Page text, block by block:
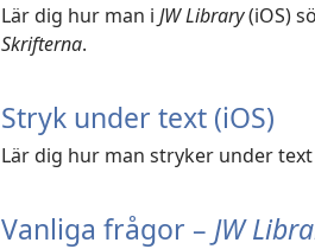
Lär dig hur man i JW Library(iOS)
Skrifterna.
Stryk under text (iOS)
Lär dig hur man stryker under text
Vanliga frågor – JW